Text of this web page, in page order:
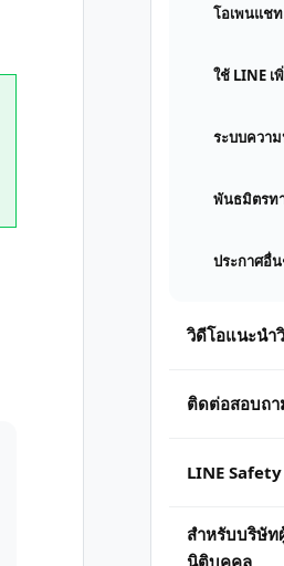
โอเพนแชท
ใช้ LINE
ระบบควา
พันธมิตรท
ประกาศอื่
วิดีโอแนะนำ
ติดต่อสอบถา
LINE
สำหรับบริษัท
นิติบุคคล